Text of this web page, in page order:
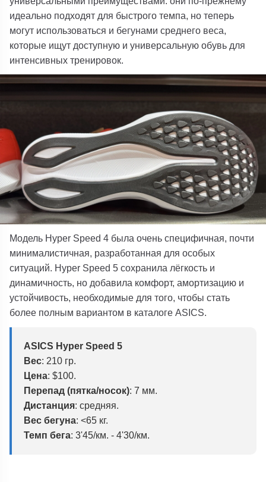
идеально подходят для быстрого темпа, но теперь
могут использоваться и бегунами среднего веса,
которые ищут доступную и универсальную обувь для
интенсивных тренировок.
Модель Hyper Speed ​​​​4 была очень специфичная, почти
минималистичная, разработанная для особых
ситуаций. Hyper Speed ​​​​5 сохранила лёгкость и
динамичность, но добавила комфорт, амортизацию и
устойчивость, необходимые для того, чтобы стать
более полным вариантом в каталогеASICS.
ASICS Hyper Speed 5
Вес: 210 гр.
Цена: $100.
Перепад (пятка/носок): 7 мм.
Дистанция: средняя.
Вес бегуна: <65 кг.
Темп бега: 3'45/км. - 4'30/км.